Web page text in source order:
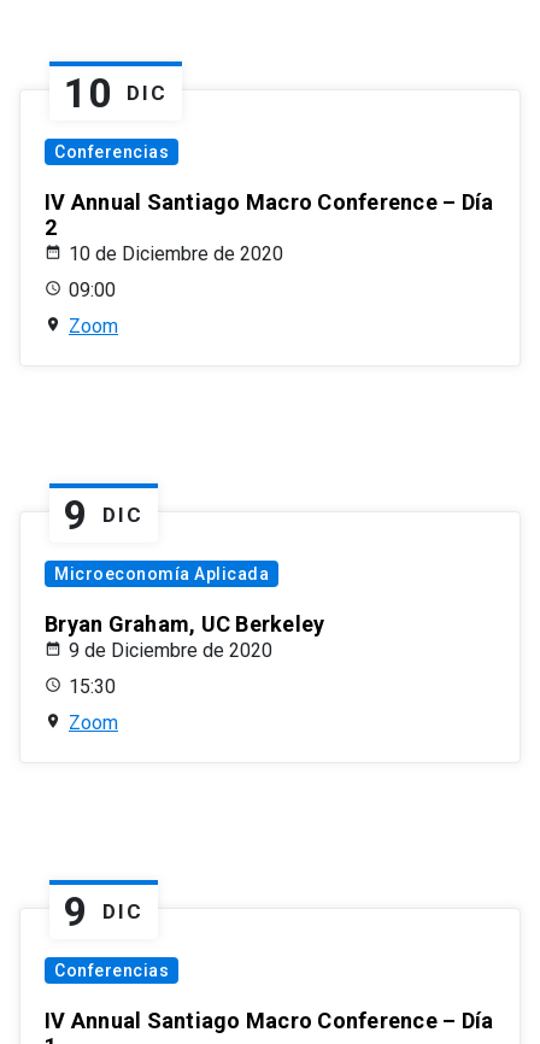
10 DIC
Conferencias
IV Annual Santiago Macro Conference – Día
2
10 de Diciembre de 2020
09:00
Zoom
9 DIC
Microeconomía Aplicada
Bryan Graham, UC Berkeley
9 de Diciembre de 2020
15:30
Zoom
9 DIC
Conferencias
IV Annual Santiago Macro Conference – Día